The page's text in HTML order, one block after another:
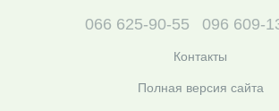
066 625-90-55 096 609-
Контакты
Полная версия сайта